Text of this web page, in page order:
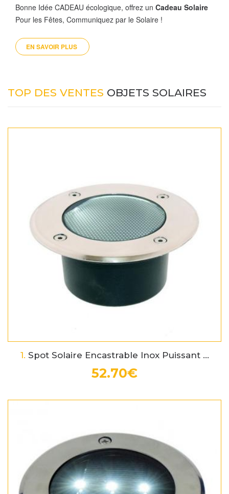
Bonne Idée CADEAU écologique, offrez un Cadeau Solaire
Pour les Fêtes, Communiquez par le Solaire !
EN SAVOIR PLUS 
TOP DES VENTES OBJETS SOLAIRES
1. Spot Solaire Encastrable Inox Puissant ...
52.70€